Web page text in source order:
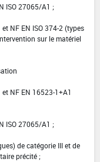
ISO 27065/A1 ;
NF EN ISO 374-2 (types
sur le matériel
NF EN 16523-1+A1
ISO 27065/A1 ;
de catégorie III et de
précité ;